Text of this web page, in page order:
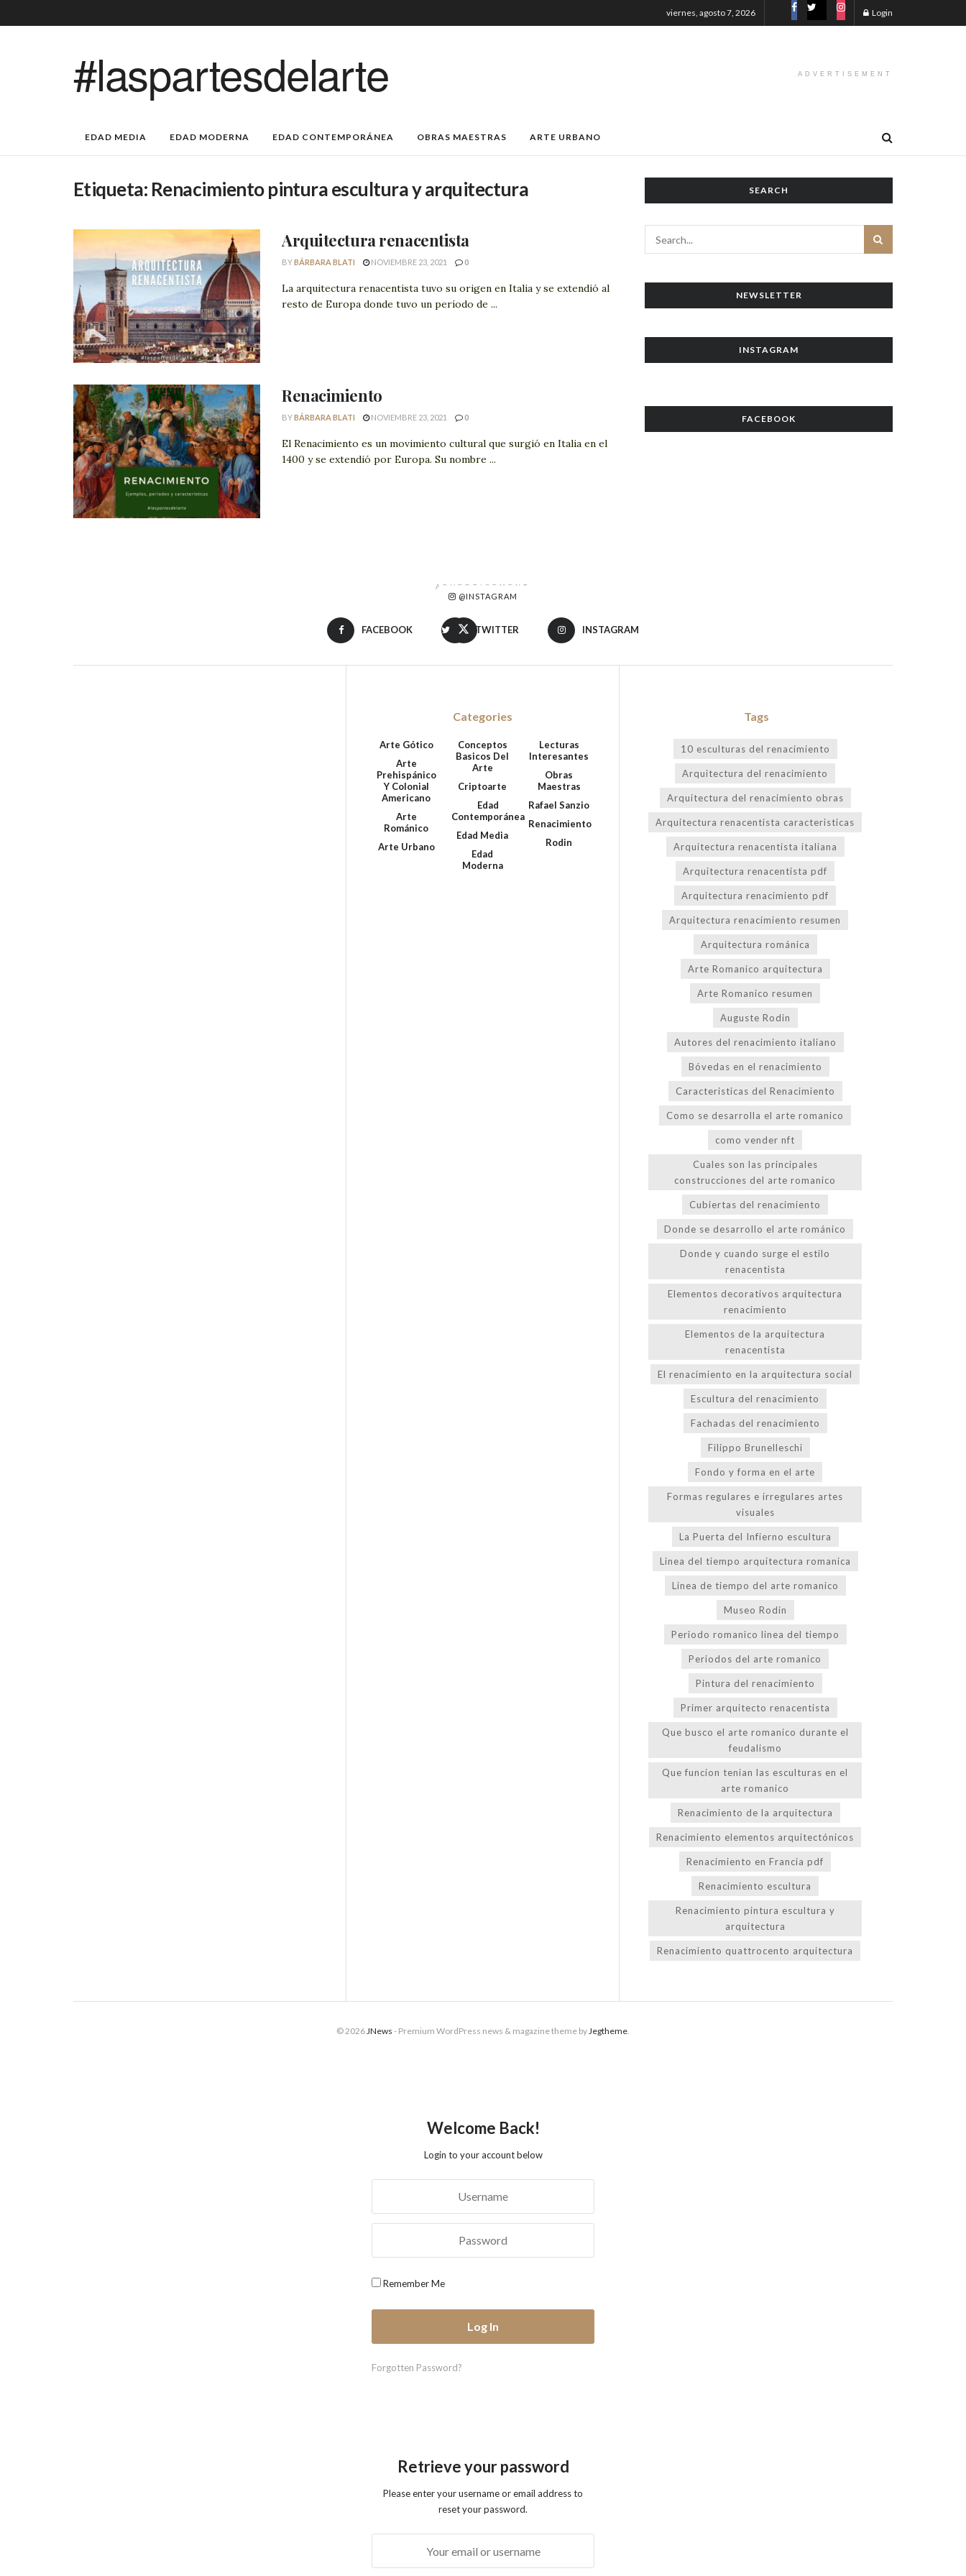
viernes, agosto 7, 2026 Login
#laspartesdelarte ADVERTISEMENT
EDAD MEDIA EDAD MODERNA EDAD CONTEMPORÁNEA OBRAS MAESTRAS ARTE URBANO
Etiqueta: Renacimiento pintura escultura y arquitectura
Arquitectura renacentista
BYBÁRBARA BLATI NOVIEMBRE 23, 2021 0
La arquitectura renacentista tuvo su origen en Italia y se extendió al
resto de Europa donde tuvo un período de ...
Renacimiento
BYBÁRBARA BLATI NOVIEMBRE 23, 2021 0
El Renacimiento es un movimiento cultural que surgió en Italia en el
1400 y se extendió por Europa. Su nombre ...
SEARCH
NEWSLETTER
INSTAGRAM
FACEBOOK
ADVERTISEMENT
@INSTAGRAM
FACEBOOK TWITTER INSTAGRAM
Categories
Arte Gótico
Arte
Prehispánico
Y Colonial
Americano
Arte
Románico
Arte Urbano
Conceptos
Basicos Del
Arte
Criptoarte
Edad
Contemporánea
Edad Media
Edad
Moderna
Lecturas
Interesantes
Obras
Maestras
Rafael Sanzio
Renacimiento
Rodin
Tags
10 esculturas del renacimiento
Arquitectura del renacimiento
Arquitectura del renacimiento obras
Arquitectura renacentista caracteristicas
Arquitectura renacentista italiana
Arquitectura renacentista pdf
Arquitectura renacimiento pdf
Arquitectura renacimiento resumen
Arquitectura románica
Arte Romanico arquitectura
Arte Romanico resumen
Auguste Rodin
Autores del renacimiento italiano
Bóvedas en el renacimiento
Caracteristicas del Renacimiento
Como se desarrolla el arte romanico
como vender nft
Cuales son las principales
construcciones del arte romanico
Cubiertas del renacimiento
Donde se desarrollo el arte románico
Donde y cuando surge el estilo
renacentista
Elementos decorativos arquitectura
renacimiento
Elementos de la arquitectura
renacentista
El renacimiento en la arquitectura social
Escultura del renacimiento
Fachadas del renacimiento
Filippo Brunelleschi
Fondo y forma en el arte
Formas regulares e irregulares artes
visuales
La Puerta del Infierno escultura
Linea del tiempo arquitectura romanica
Linea de tiempo del arte romanico
Museo Rodin
Periodo romanico linea del tiempo
Periodos del arte romanico
Pintura del renacimiento
Primer arquitecto renacentista
Que busco el arte romanico durante el
feudalismo
Que funcion tenian las esculturas en el
arte romanico
Renacimiento de la arquitectura
Renacimiento elementos arquitectónicos
Renacimiento en Francia pdf
Renacimiento escultura
Renacimiento pintura escultura y
arquitectura
Renacimiento quattrocento arquitectura
© 2026 JNews - Premium WordPress news & magazine theme by Jegtheme
Welcome Back!
Login to your account below
Remember Me
Forgotten Password?
Retrieve your password
Please enter your username or email address to
reset your password.